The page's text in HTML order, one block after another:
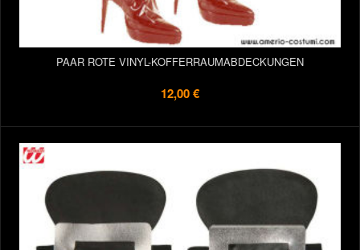
PAAR ROTE VINYL-KOFFERRAUMABDECKUNGEN
12,00 €